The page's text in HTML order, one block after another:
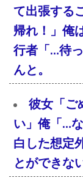
て出張する
帰れ！」
行者「…待
んと。
彼女「ご
い」俺「…
白した想定
とができな